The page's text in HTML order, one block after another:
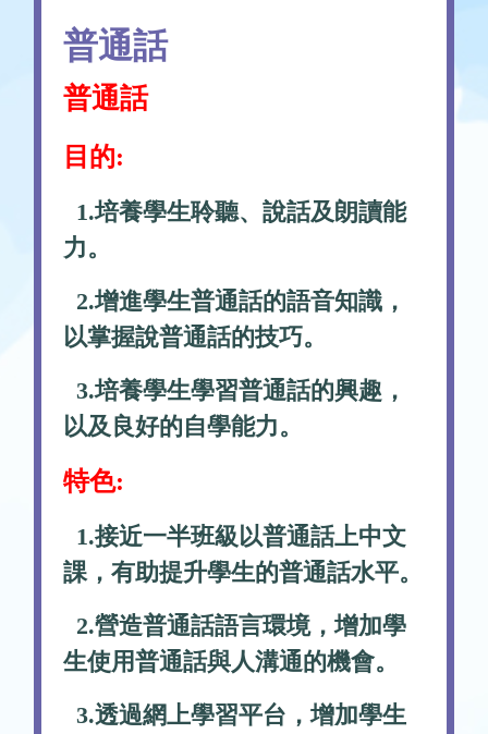
普通話
普通話
目的:
1.培養學生聆聽、說話及朗讀能
力。
2.增進學生普通話的語音知識，
以掌握說普通話的技巧。
3.培養學生學習普通話的興趣，
以及良好的自學能力。
特色:
1.接近一半班級以普通話上中文
課，有助提升學生的普通話水平。
2.營造普通話語言環境，增加學
生使用普通話與人溝通的機會。
3.透過網上學習平台，增加學生